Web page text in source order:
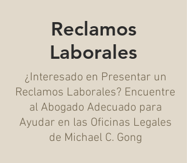
Reclamos
Laborales
¿Interesado en Presentar un
Reclamos Laborales? Encuentre
al Abogado Adecuado para
Ayudar en las Oficinas Legales
de Michael C. Gong